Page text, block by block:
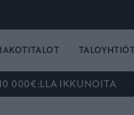
000€:LLA IKKUNOITA